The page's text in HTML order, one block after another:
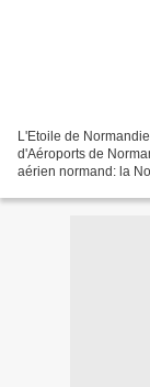
L'Etoile de
d'Aéroports de
aérien normand: la